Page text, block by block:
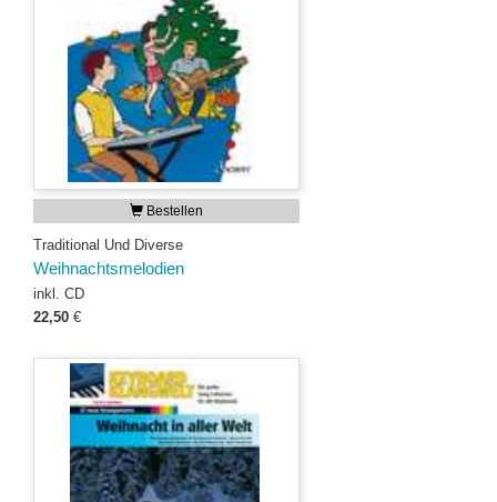
Bestellen
Traditional Und Diverse
Weihnachtsmelodien
inkl. CD
22,50 €